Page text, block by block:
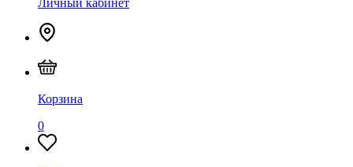
Личный кабинет
Корзина
0